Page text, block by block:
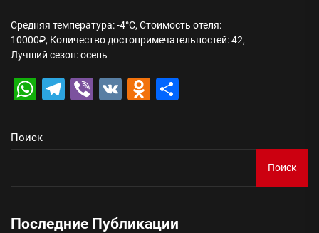
Средняя температура: -4°C, Стоимость отеля:
10000₽, Количество достопримечательностей: 42,
Лучший сезон: осень
WhatsApp
Telegram
Viber
VK Odnoklassniki
Поиск
Поиск
Последние Публикации